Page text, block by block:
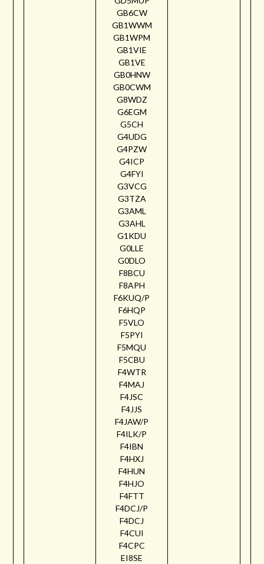
GB6CW
GB1WWM
GB1WPM
GB1VIE
GB1VE
GB0HNW
GB0CWM
G8WDZ
G6EGM
G5CH
G4UDG
G4PZW
G4ICP
G4FYI
G3VCG
G3TZA
G3AML
G3AHL
G1KDU
G0LLE
G0DLO
F8BCU
F8APH
F6KUQ/P
F6HQP
F5VLO
F5PYI
F5MQU
F5CBU
F4WTR
F4MAJ
F4JSC
F4JJS
F4JAW/P
F4ILK/P
F4IBN
F4HXJ
F4HUN
F4HJO
F4FTT
F4DCJ/P
F4DCJ
F4CUI
F4CPC
EI8SE